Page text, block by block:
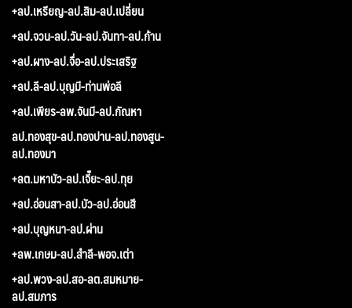
+ลป.เหรียญ-ลป.สิม-ลป.เปลี่ยน
+ลป.จวน-ลป.วัน-ลป.จันทา-ลป.ก้าน
+ลป.ผาง-ลป.จื่อ-ลป.ประเสริฐ
+ลป.ลี-ลป.บุญมี-ท่านพ่อลี
+ลป.เพียร-ลพ.จันมี-ลป.กัณหา
ลป.ทองสุข-ลป.ทองปาน-ลป.ทองสูน-
ลป.ทองมา
+ลต.มหาบัว-ลป.เจี๊ยะ-ลป.ทุย
+ลป.อ่อนสา-ลป.บัว-ลป.อ่อนสี
+ลป.บุญหนา-ลป.ผ่าน
+ลพ.เกษม-ลป.สำลี-พอจ.เต่า
+ลป.พวง-ลป.สอ-ลต.สมหมาย-
ลป.สมภาร